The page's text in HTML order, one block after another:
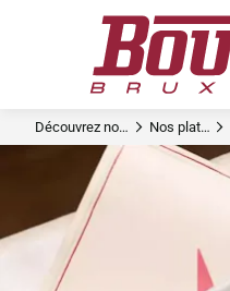
Découvrez nos
plats signature
Nos plats
signatures